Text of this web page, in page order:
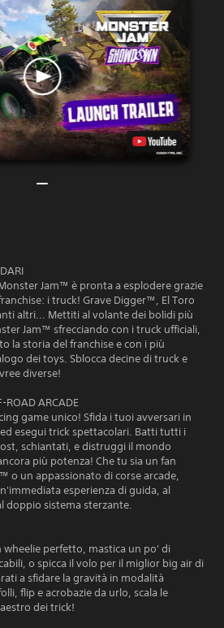
Jam™ è pronta a esplodere grazie
i truck! Grave Digger™, El Toro
altri... Mettiti al volante dei bolidi più
Jam™ sfrecciando con i truck ufficiali,
la storia del franchise e con i più
dei toys. Sblocca decine di truck e
diverse!
ROAD ARCADE
game unico! Sfida i tuoi avversari in
esegui trick spettacolari. Batti tutti i
schiantati, e distruggi il mondo
più potenza! Che tu sia un fan
o un appassionato di corse arcade,
esperienza di guida, al
doppio sistema sterzante.
perfetto, mastica un po' di
o spicca il volo per il miglior big air di
a sfidare la gravità in modalità
flip e acrobazie da urlo, scala le
dei trick!